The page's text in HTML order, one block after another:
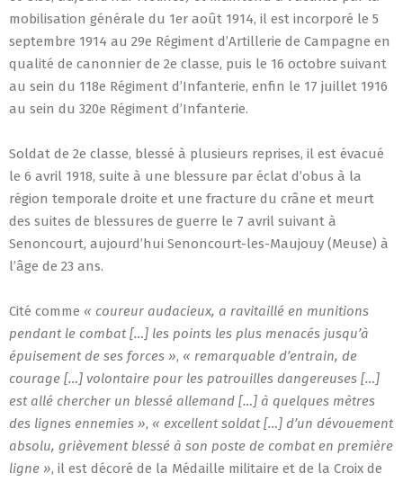
mobilisation générale du 1er août 1914, il est incorporé le 5
septembre 1914 au 29e Régiment d’Artillerie de Campagne en
qualité de canonnier de 2e classe, puis le 16 octobre suivant
au sein du 118e Régiment d’Infanterie, enfin le 17 juillet 1916
au sein du 320e Régiment d’Infanterie.
Soldat de 2e classe, blessé à plusieurs reprises, il est évacué
le 6 avril 1918, suite à une blessure par éclat d’obus à la
région temporale droite et une fracture du crâne et meurt
des suites de blessures de guerre le 7 avril suivant à
Senoncourt, aujourd’hui Senoncourt-les-Maujouy (Meuse) à
l’âge de 23 ans.
Cité comme « coureur audacieux, a ravitaillé en munitions
pendant le combat […] les points les plus menacés jusqu’à
épuisement de ses forces », « remarquable d’entrain, de
courage […] volontaire pour les patrouilles dangereuses […]
est allé chercher un blessé allemand […] à quelques mètres
des lignes ennemies », « excellent soldat […] d’un dévouement
absolu, grièvement blessé à son poste de combat en première
ligne », il est décoré de la Médaille militaire et de la Croix de